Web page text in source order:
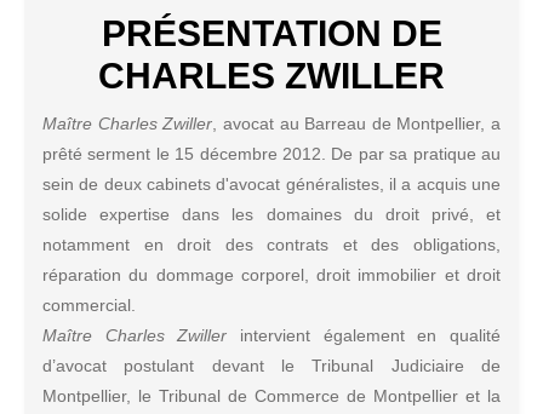
PRÉSENTATION DE
CHARLES ZWILLER
Maître Charles Zwiller , avocat au Barreau de Montpellier, a
prêté serment le 15 décembre 2012. De par sa pratique au
sein de deux cabinets d'avocat généralistes, il a acquis une
solide expertise dans les domaines du droit privé, et
notamment en droit des contrats et des obligations,
réparation du dommage corporel, droit immobilier et droit
commercial.
Maître Charles Zwiller intervient également en qualité
d’avocat postulant devant le Tribunal Judiciaire de
Montpellier, le Tribunal de Commerce de Montpellier et la